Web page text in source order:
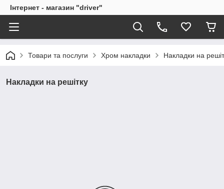
Інтернет - магазин "driver"
Товари та послуги Хром накладки Накладки на
Накладки на решітку